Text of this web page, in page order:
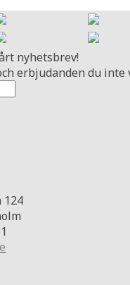
nyhetsbrev!
erbjudanden du inte
124